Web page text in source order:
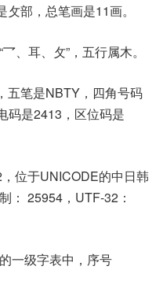
攵部，总笔画是11画。
、耳、攵”，五行属木。
五笔是NBTY，四角号码
码是2413，区位码是
位于UNICODE的中日韩
： 25954，UTF-32：
一级字表中，序号